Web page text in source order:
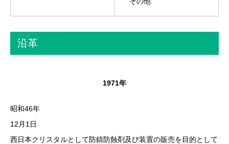
沿革
1971年
昭和46年
12月1日
西日本クリスタルとして防錆防蝕剤及び装置の販売を目的として